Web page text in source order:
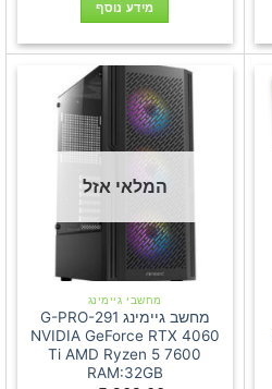
מידע נוסף
המלאי אזל
מחשבי גיימינג
מחשב גיימינג G-PRO-291
NVIDIA GeForce RTX 4060
Ti AMD Ryzen 5 7600
RAM:32GB